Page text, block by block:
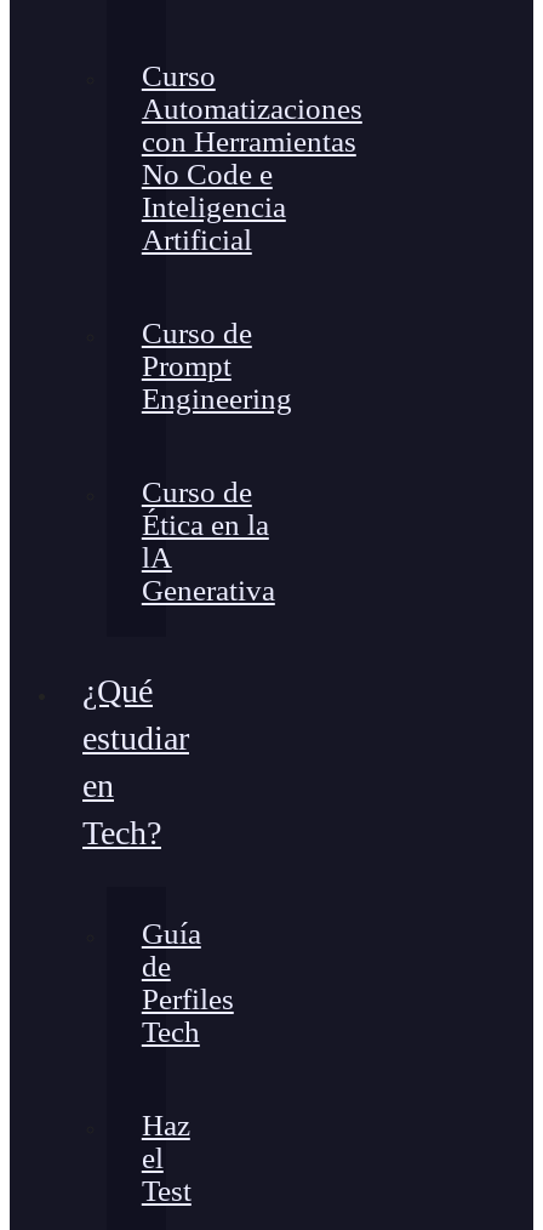
Curso
Automatizaciones
con Herramientas
No Code e
Inteligencia
Artificial
Curso de
Prompt
Engineering
Curso de
Ética en la
lA
Generativa
¿Qué
estudiar
en
Tech?
Guía
de
Perfiles
Tech
Haz
el
Test